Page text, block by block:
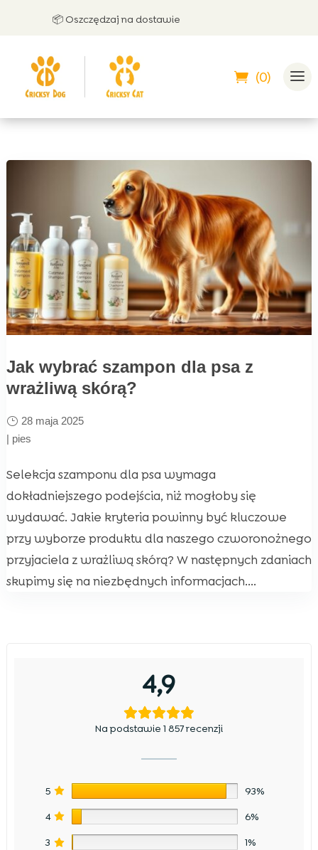
📦 Oszczędzaj na dostawie
(0)
Jak wybrać szampon dla psa z
wrażliwą skórą?
28 maja 2025
| pies
Selekcja szamponu dla psa wymaga
dokładniejszego podejścia, niż mogłoby się
wydawać. Jakie kryteria powinny być kluczowe
przy wyborze produktu dla naszego czworonożnego
przyjaciela z wrażliwą skórą? W następnych zdaniach
skupimy się na niezbędnych informacjach....
4,9
Na podstawie 1 857 recenzji
5 93%
4 6%
3 1%